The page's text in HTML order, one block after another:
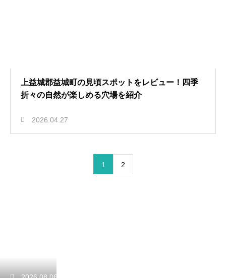
上益城郡益城町の見頃スポットをレビュー！四季
折々の自然が楽しめる穴場を紹介
2026.04.27
1 2